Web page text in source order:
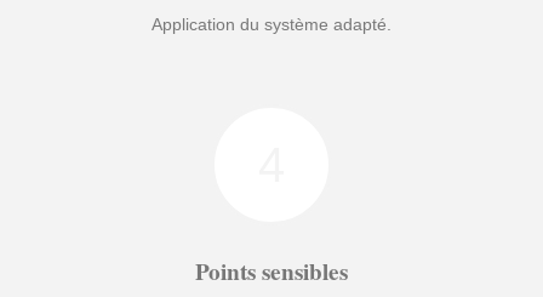
Application du système adapté.
Points sensibles